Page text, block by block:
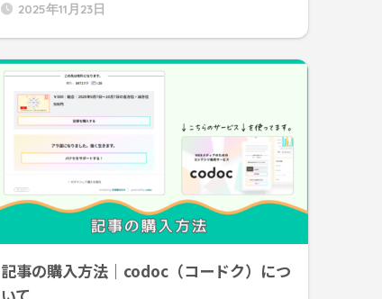
2025年11月23日
記事の購入方法｜codoc（コードク）につ